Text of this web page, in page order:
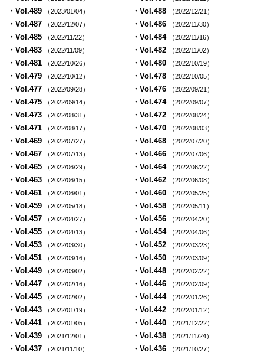
・Vol.489 （2023/01/04） ・Vol.488 （2022/12/21）
・Vol.487 （2022/12/07） ・Vol.486 （2022/11/30）
・Vol.485 （2022/11/22） ・Vol.484 （2022/11/16）
・Vol.483 （2022/11/09） ・Vol.482 （2022/11/02）
・Vol.481 （2022/10/26） ・Vol.480 （2022/10/19）
・Vol.479 （2022/10/12） ・Vol.478 （2022/10/05）
・Vol.477 （2022/09/28） ・Vol.476 （2022/09/21）
・Vol.475 （2022/09/14） ・Vol.474 （2022/09/07）
・Vol.473 （2022/08/31） ・Vol.472 （2022/08/24）
・Vol.471 （2022/08/17） ・Vol.470 （2022/08/03）
・Vol.469 （2022/07/27） ・Vol.468 （2022/07/20）
・Vol.467 （2022/07/13） ・Vol.466 （2022/07/06）
・Vol.465 （2022/06/29） ・Vol.464 （2022/06/22）
・Vol.463 （2022/06/15） ・Vol.462 （2022/06/08）
・Vol.461 （2022/06/01） ・Vol.460 （2022/05/25）
・Vol.459 （2022/05/18） ・Vol.458 （2022/05/11）
・Vol.457 （2022/04/27） ・Vol.456 （2022/04/20）
・Vol.455 （2022/04/13） ・Vol.454 （2022/04/06）
・Vol.453 （2022/03/30） ・Vol.452 （2022/03/23）
・Vol.451 （2022/03/16） ・Vol.450 （2022/03/09）
・Vol.449 （2022/03/02） ・Vol.448 （2022/02/22）
・Vol.447 （2022/02/16） ・Vol.446 （2022/02/09）
・Vol.445 （2022/02/02） ・Vol.444 （2022/01/26）
・Vol.443 （2022/01/19） ・Vol.442 （2022/01/12）
・Vol.441 （2022/01/05） ・Vol.440 （2021/12/22）
・Vol.439 （2021/12/01） ・Vol.438 （2021/11/24）
・Vol.437 （2021/11/10） ・Vol.436 （2021/10/27）